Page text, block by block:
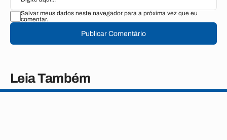
Salvar meus dados neste navegador para a próxima vez que eu
comentar.
Publicar Comentário
Leia Também